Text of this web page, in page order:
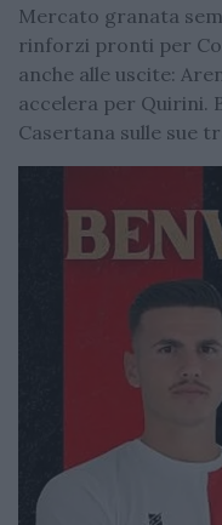
Mercato granata
rinforzi pronti per
anche alle uscite:
accelera per Quirini.
Casertana sulle sue